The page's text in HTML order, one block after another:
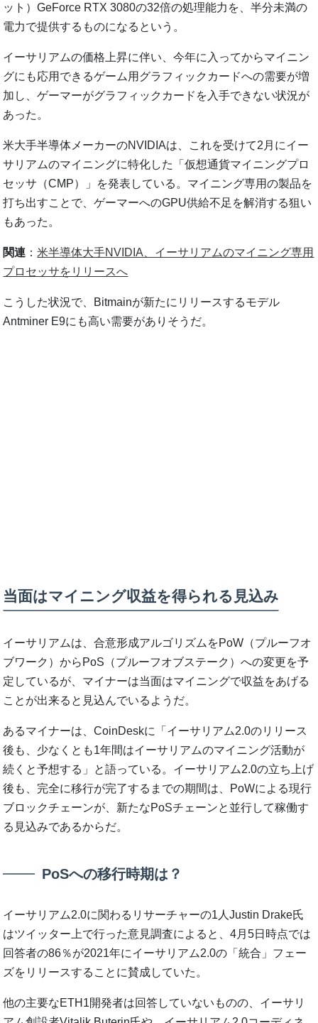
ット）GeForce RTX 3080の32倍の処理能力を、半分未満の
電力で提供するものになるという。
イーサリアムの価格上昇に伴い、今年に入ってからマイニン
グにも応用できるゲーム用グラフィックカードへの需要が増
加し、ゲーマーがグラフィックカードを入手できない状況が
あった。
米大手半導体メーカーのNVIDIAは、これを受けて2月にイー
サリアムのマイニングに特化した「仮想通貨マイニングプロ
セッサ（CMP）」を発表している。マイニング専用の製品を
打ち出すことで、ゲーマーへのGPU供給不足を解消する狙い
もあった。
関連 ：米半導体大手NVIDIA、イーサリアムのマイニング専用
プロセッサをリリースへ
こうした状況で、Bitmainが新たにリリースするモデル
Antminer E9にも高い需要がありそうだ。
当面はマイニング収益を得られる見込み
イーサリアムは、合意形成アルゴリズムをPoW（プルーフオ
ブワーク）からPoS（プルーフオブステーク）への変更を予
定しているが、マイナーは当面はマイニングで収益をあげる
ことが出来ると見込んでいるようだ。
あるマイナーは、CoinDeskに「イーサリアム2.0のリリース
後も、少なくとも1年間はイーサリアムのマイニング活動が
続くと予想する」と語っている。イーサリアム2.0の立ち上げ
後も、完全に移行が完了するまでの期間は、PoWによる現行
ブロックチェーンが、新たなPoSチェーンと並行して稼働す
る見込みであるからだ。
PoSへの移行時期は？
イーサリアム2.0に関わるリサーチャーの1人Justin Drake氏
はツイッター上で行った意見調査によると、4月5日時点では
回答者の86％が2021年にイーサリアム2.0の「統合」フェー
ズをリリースすることに賛成していた。
他の主要なETH1開発者は回答していないものの、イーサリ